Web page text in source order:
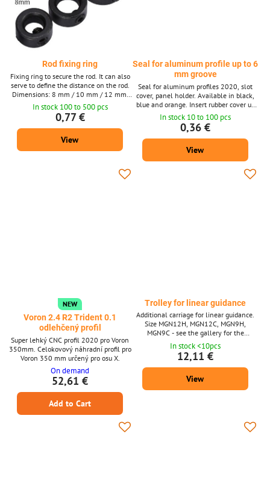
Rod fixing ring
Fixing ring to secure the rod. It can also
serve to define the distance on the rod.
Dimensions: 8 mm / 10 mm / 12 mm.
(The product can be ordered after 1
piece, the photo is only illustrative.)
In stock 100 to 500 pcs
0,77 €
View
Seal for aluminum profile up to 6
mm groove
Seal for aluminum profiles 2020, slot
cover, panel holder. Available in black,
blue and orange. Insert rubber cover up
to 6 mm aluminum profiles groove. (The
product can be ordered after 1 piece, the
photo is only illustrative.)
In stock 10 to 100 pcs
0,36 €
View
NEW
Voron 2.4 R2 Trident 0.1
odlehčený profil
Super lehký CNC profil 2020 pro Voron
350mm. Celokovový náhradní profil pro
Voron 350 mm určený pro osu X.
On demand
52,61 €
Add to Cart
Trolley for linear guidance
Additional carriage for linear guidance.
Size MGN12H, MGN12C, MGN9H,
MGN9C - see the gallery for the
difference in length and width.
In stock <10pcs
12,11 €
View